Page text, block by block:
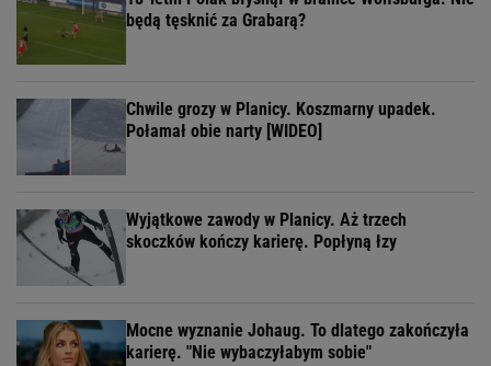
będą tęsknić za Grabarą?
Chwile grozy w Planicy. Koszmarny upadek.
Połamał obie narty [WIDEO]
Wyjątkowe zawody w Planicy. Aż trzech
skoczków kończy karierę. Popłyną łzy
Mocne wyznanie Johaug. To dlatego zakończyła
karierę. "Nie wybaczyłabym sobie"